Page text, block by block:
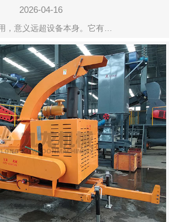
式
2026-04-16
，意义远超设备本身。它有…